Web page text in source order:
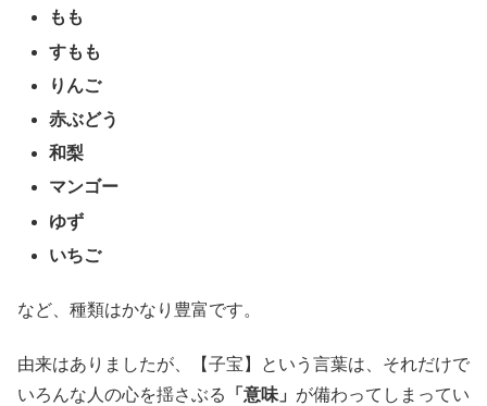
もも
すもも
りんご
赤ぶどう
和梨
マンゴー
ゆず
いちご
など、種類はかなり豊富です。
由来はありましたが、【子宝】という言葉は、それだけで
いろんな人の心を揺さぶる
「意味」 が備わってしまってい